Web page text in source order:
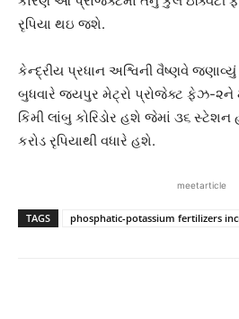
રૃપિયા થઇ જશે.
કેન્દ્રીય પ્રધાન અશ્વિની વૈષ્ણવે
બુધવારે જયપુર મેટ્રો પ્રોજેક્ટ ફેઝ-
કિમી લાંબુ કોરિડોર હશે જેમાં ૩૬
કરોડ રૃપિયાથી વધારે હશે.
meetarticle
TAGS phosphatic-potassium fertilizers